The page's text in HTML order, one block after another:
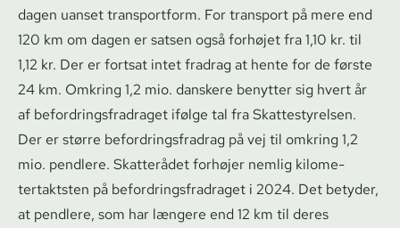
dagen uanset transportform. For transport på mere end
120 km om dagen er satsen også forhøjet fra 1,10 kr. til
1,12 kr. Der er fortsat intet fradrag at hente for de første
24 km. Omkring 1,2 mio. danskere benytter sig hvert år
af be­for­drings­fradra­get ifølge tal fra Skat­testy­rel­sen.
Der er større be­for­drings­fradrag på vej til omkring 1,2
mio. pendlere. Skatterådet forhøjer nemlig ki­lo­me­
tertakt­sten på be­for­drings­fradra­get i 2024. Det betyder,
at pendlere, som har længere end 12 km til deres